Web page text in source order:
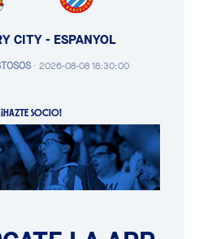
CITY - ESPANYOL
· 2026-08-08 18:30:00
¡HAZTE SOCIO!